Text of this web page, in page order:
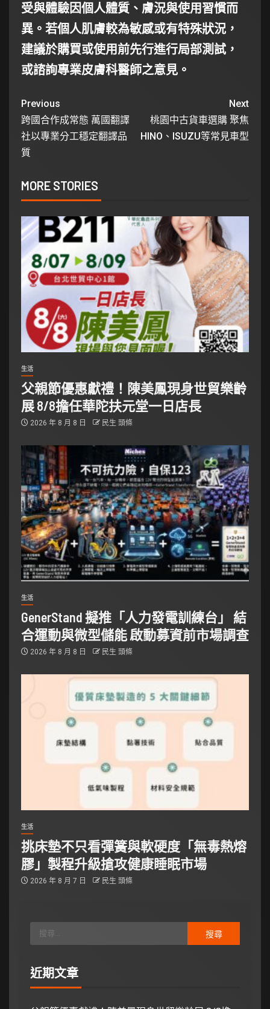
受與體驗因個人體質、膚況與使用習慣而
異。若個人肌膚較為敏感或有特殊狀況，
建議於購買或使用前先行進行局部測試，
或諮詢專業皮膚科醫師之意見。
Previous
跨國合作成常態 萬國翻譯
社以專業分工穩定翻譯品
質
Next
桃園中古貨車選購 聚焦
HINO、ISUZU等常見車型
MORE STORIES
生活
父親節優惠獻禮！陳美鳳現身世貿樂齡
展 8/8擔任華陀扶元堂一日店長
2026 年 8 月 8 日 民生 頭條
生活
GenerStand 擬推「人力發電訓練台」 結
合運動與微型儲能 啟動募資前市場調查
2026 年 8 月 8 日 民生 頭條
生活
挑床墊不只看彈簧與軟硬度「無毒熱熔
膠」製程升級搶攻健康睡眠市場
2026 年 8 月 7 日 民生 頭條
近期文章